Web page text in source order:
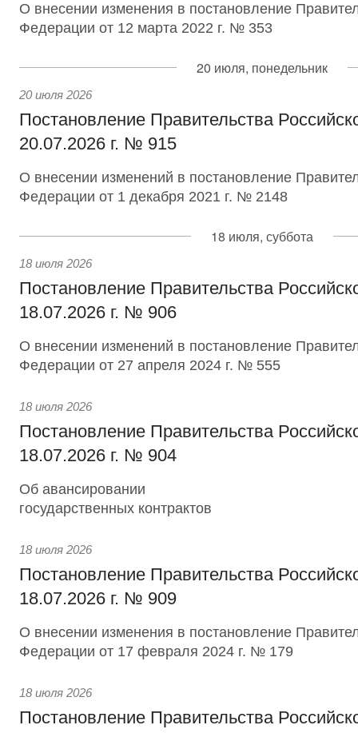
О внесении изменения в постановление
Федерации от 12 марта 2022 г. № 353
20 июля, понедельник
20 июля 2026
Постановление Правительства
20.07.2026 г. № 915
О внесении изменений в постановление
Федерации от 1 декабря 2021 г. № 2148
18 июля, суббота
18 июля 2026
Постановление Правительства
18.07.2026 г. № 906
О внесении изменений в постановление
Федерации от 27 апреля 2024 г. № 555
18 июля 2026
Постановление Правительства
18.07.2026 г. № 904
Об авансировании
государственных контрактов
18 июля 2026
Постановление Правительства
18.07.2026 г. № 909
О внесении изменения в постановление
Федерации от 17 февраля 2024 г. № 179
18 июля 2026
Постановление Правительства